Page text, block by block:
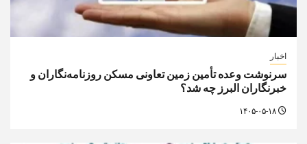
اخبار
سرنوشت وعده تأمین زمین تعاونی مسکن روزنامه‌نگاران و
خبرنگاران البرز چه شد؟